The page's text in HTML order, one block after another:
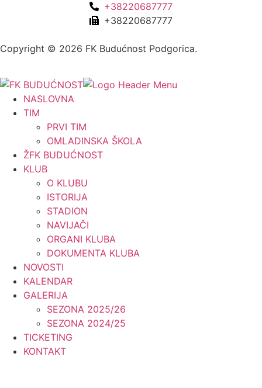
+38220687777
+38220687777
Copyright © 2026 FK Budućnost Podgorica.
NASLOVNA
TIM
PRVI TIM
OMLADINSKA ŠKOLA
ŽFK BUDUĆNOST
KLUB
O KLUBU
ISTORIJA
STADION
NAVIJAČI
ORGANI KLUBA
DOKUMENTA KLUBA
NOVOSTI
KALENDAR
GALERIJA
SEZONA 2025/26
SEZONA 2024/25
TICKETING
KONTAKT